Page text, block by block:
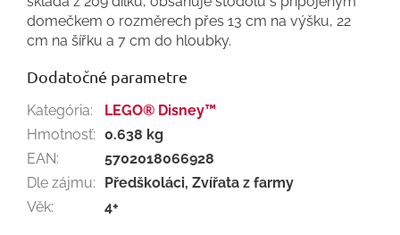
domečkem o rozměrech přes 13 cm na výšku, 22
cm na šířku a 7 cm do hloubky.
Dodatočné parametre
Kategória:
LEGO® Disney™
Hmotnosť: 0.638 kg
EAN:
5702018066928
Dle zájmu:
Předškoláci, Zvířata z farmy
Věk: 4+